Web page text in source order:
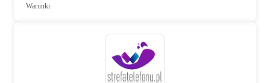
Warunki